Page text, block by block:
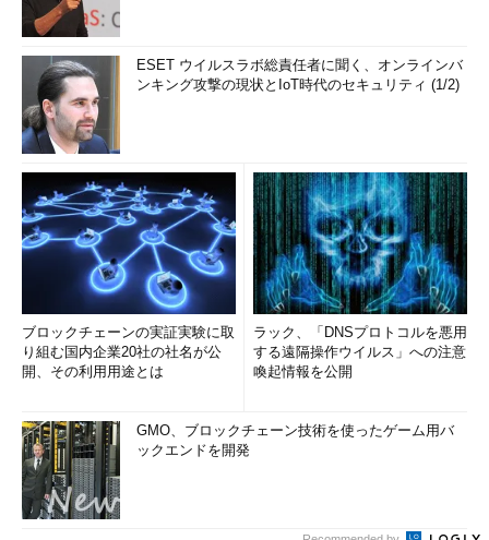
ESET ウイルスラボ総責任者に聞く、オンラインバ
ンキング攻撃の現状とIoT時代のセキュリティ (1/2)
ブロックチェーンの実証実験に取
り組む国内企業20社の社名が公
開、その利用用途とは
ラック、「DNSプロトコルを悪用
する遠隔操作ウイルス」への注意
喚起情報を公開
GMO、ブロックチェーン技術を使ったゲーム用バ
ックエンドを開発